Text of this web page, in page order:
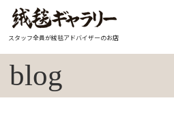
スタッフ全員が絨毯アドバイザーのお店
blog